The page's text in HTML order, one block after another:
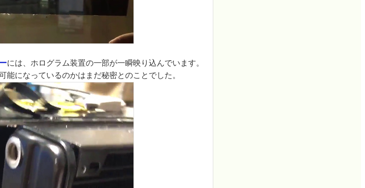
には、ホログラム装置の一部が一瞬映り込んでいます。
になっているのかはまだ秘密とのことでした。